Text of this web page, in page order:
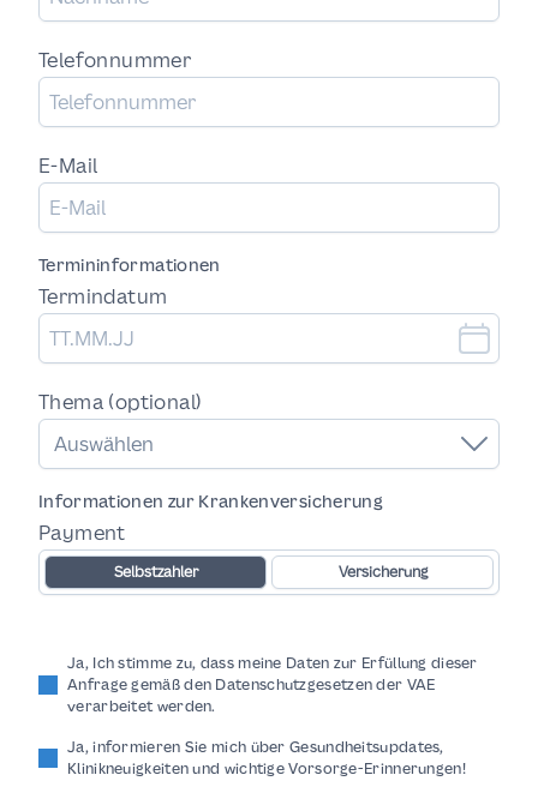
Telefonnummer
E-Mail
Termininformationen
Termindatum
Thema (optional)
Auswählen
Informationen zur Krankenversicherung
Payment
Selbstzahler Versicherung
Ja, Ich stimme zu, dass meine Daten zur Erfüllung dieser
Anfrage gemäß den Datenschutzgesetzen der VAE
verarbeitet werden.
Ja, informieren Sie mich über Gesundheitsupdates,
Klinikneuigkeiten und wichtige Vorsorge-Erinnerungen!